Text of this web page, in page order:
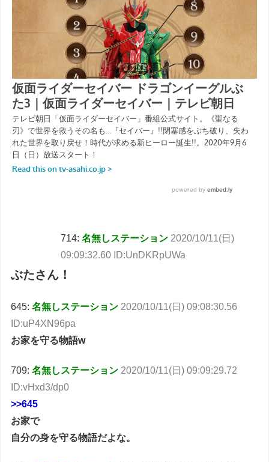
714: 名無しステーション 2020/10/11(日)
09:09:32.60 ID:UnDKRpUWa
ぶたさん！
645:名無しステーション 2020/10/11(日) 09:08:30.56
ID:uP4XN96pa
お家を守る物語w
709:名無しステーション 2020/10/11(日) 09:09:29.72
ID:vHxd3/dp0
>>645
お家で
自分の身を守る物語だよな。